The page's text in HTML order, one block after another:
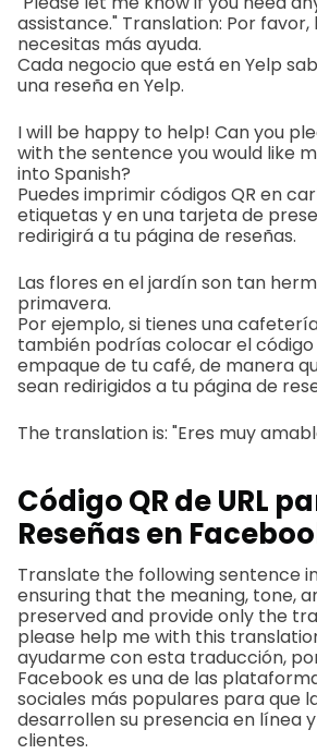
assistance." Translation: Por
necesitas más ayuda.
Cada negocio que está en Yelp
una reseña en Yelp.
I will be happy to help! Can you
with the sentence you would like
into Spanish?
Puedes imprimir códigos QR en
etiquetas y en una tarjeta de
redirigirá a tu página de reseñas.
Las flores en el jardín son tan
primavera.
Por ejemplo, si tienes una
también podrías colocar el código
empaque de tu café, de manera
sean redirigidos a tu página de
The translation is: "Eres muy
Código QR de URL
Reseñas en
Translate the following sentence
ensuring that the meaning, tone,
preserved and provide only the
please help me with this
ayudarme con esta traducción,
Facebook es una de las
sociales más populares para que
desarrollen su presencia en línea
clientes.